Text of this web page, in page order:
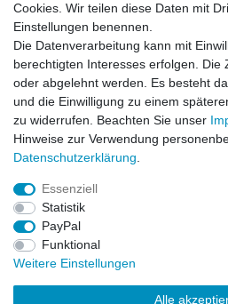
-7%
Spektum LiPo
IC2
*inkl. ges. MwSt.
Impressum
Widerrufs­recht
Cookies. Wir teilen diese Daten mit
Einstellungen benennen.
Die Datenverarbeitung kann mit
berechtigten Interesses erfolgen. Die
oder abgelehnt werden. Es besteht
und die Einwilligung zu einem
zu widerrufen. Beachten Sie unser
Hinweise zur Verwendung
Daten­schutz­erklärung
Essenziell
Statistik
PayPal
Funktional
Weitere Einstellungen
Alle